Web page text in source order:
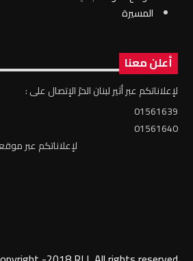
المسيرة
أعلن معنا
لإعلاناتكم عبر أثير لبنان الحرّ الإتصال على :
01561639
01561640
لإعلاناتكم عبر موقعنا